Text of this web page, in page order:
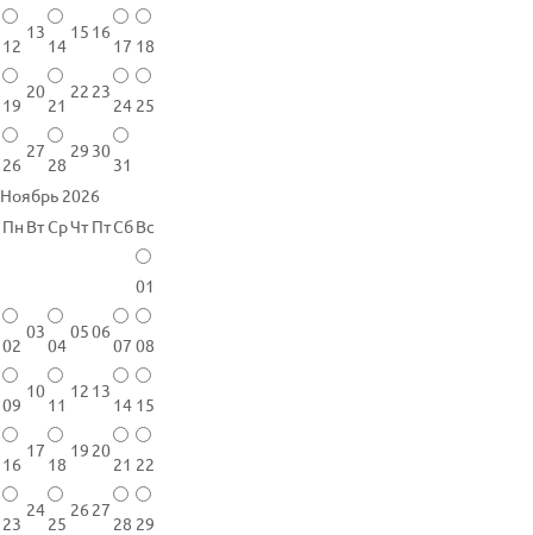
12
13
14
15 16
17 18
19
20
21
22 23
24 25
26
27
28
29 30
31
Ноябрь 2026
Пн ВтСрЧт ПтСбВс
01
02
03
04
0506
07 08
09
10
11
12 13
14 15
16
17
18
19 20
21 22
23
24
25
26 27
28 29